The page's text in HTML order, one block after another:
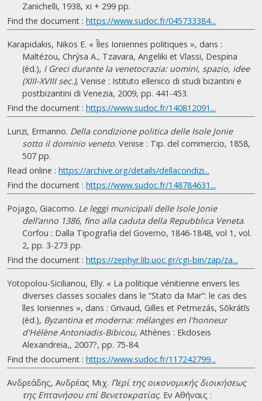
Zanichelli, 1938, xi + 299 pp.
Find the document : https://www.sudoc.fr/045733384...
Karapidakis, Nikos E. « Îles Ioniennes politiques », dans :
Maltézou, Chrýsa A., Tzavara, Angeliki et Vlassi, Despina
(éd.), I Greci durante la venetocrazia: uomini, spazio, idee
(XIII-XVIII sec.), Venise : Istituto ellenico di studi bizantini e
postbizantini di Venezia, 2009, pp. 441-453.
Find the document : https://www.sudoc.fr/140812091...
Lunzi, Ermanno. Della condizione politica delle Isole Jonie
sotto il dominio veneto. Venise : Tip. del commercio, 1858,
507 pp.
Read online : https://archive.org/details/dellacondizi...
Find the document : https://www.sudoc.fr/148784631...
Pojago, Giacomo. Le leggi municipali delle Isole Jonie
dell’anno 1386, fino alla caduta della Repubblica Veneta.
Corfou : Dalla Tipografia del Governo, 1846-1848, vol 1, vol.
2, pp. 3-273 pp.
Find the document : https://zephyr.lib.uoc.gr/cgi-bin/zap/za...
Yotopolou-Sicilianou, Elly. « La politique vénitienne envers les
diverses classes sociales dans le “Stato da Mar”: le cas des
îles Ioniennes », dans : Grivaud, Gilles et Petmezás, Sōkrátīs
(éd.), Byzantina et moderna: mélanges en l'honneur
d'Hélène Antoniadis-Bibicou, Athènes : Ekdoseis
Alexandreia,, 2007?, pp. 75-84.
Find the document : https://www.sudoc.fr/117242799...
Ανδρεάδης, Ανδρέας Μιχ. Περί της οικονομικής διοικήσεως
της Επτανήσου επί Βενετοκρατίας. Eν Αθήναις :